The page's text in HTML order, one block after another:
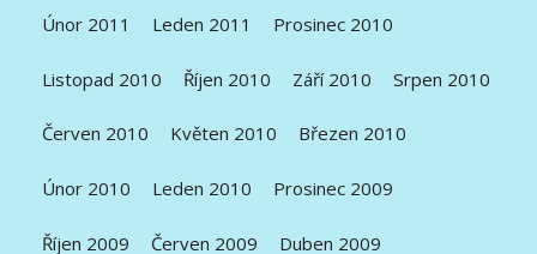
Únor 2011 Leden 2011 Prosinec 2010
Listopad 2010 Říjen 2010 Září 2010 Srpen 2010
Červen 2010 Květen 2010 Březen 2010
Únor 2010 Leden 2010 Prosinec 2009
Říjen 2009 Červen 2009 Duben 2009